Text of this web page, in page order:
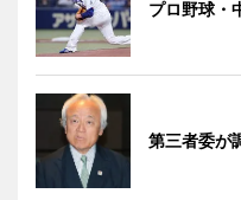
プロ野球・
第三者委